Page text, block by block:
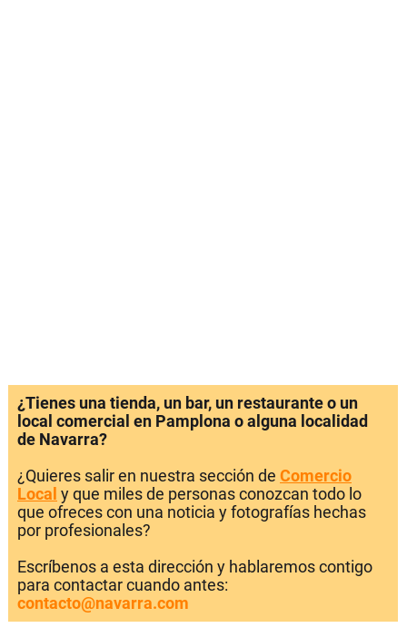
¿Tienes una tienda, un bar, un restaurante o un
local comercial en Pamplona o alguna localidad
de Navarra?
¿Quieres salir en nuestra sección de Comercio
Local y que miles de personas conozcan todo lo
que ofreces con una noticia y fotografías hechas
por profesionales?
Escríbenos a esta dirección y hablaremos contigo
para contactar cuando antes:
contacto@navarra.com